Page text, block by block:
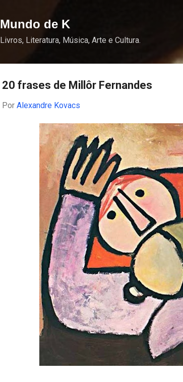
Mundo de K
Livros, Literatura, Música, Arte e Cultura.
20 frases de Millôr Fernandes
Por Alexandre Kovacs